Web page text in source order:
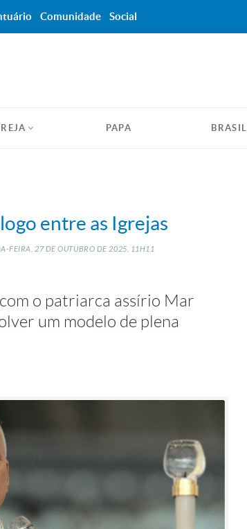
PAPA BRASIL
entre as Igrejas
FEIRA, 27DEOUTUBRO DE2025, 11H11
o patriarca assírio Mar
um modelo de plena
Comunidade Social